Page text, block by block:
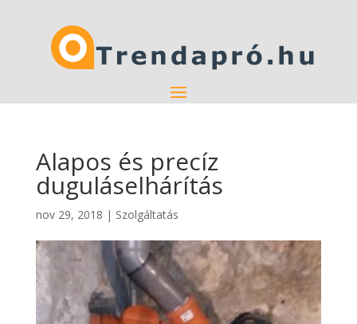
Alapos és precíz
duguláselhárítás
nov 29, 2018 | Szolgáltatás